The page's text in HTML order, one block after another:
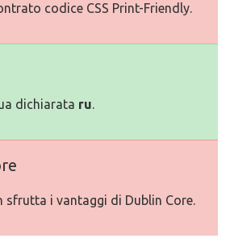
codice CSS Print-Friendly.
dichiarata ru.
sfrutta i vantaggi di Dublin Core.